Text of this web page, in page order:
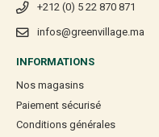
+212 (0) 5 22 870 871
infos@greenvillage.ma
INFORMATIONS
Nos magasins
Paiement sécurisé
Conditions générales